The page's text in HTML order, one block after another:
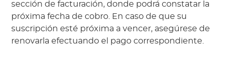
sección de facturación, donde podrá constatar la
próxima fecha de cobro. En caso de que su
suscripción esté próxima a vencer, asegúrese de
renovarla efectuando el pago correspondiente.